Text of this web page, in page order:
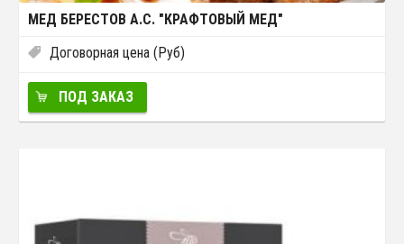
МЕД БЕРЕСТОВ А.С. "КРАФТОВЫЙ МЕД"
Договорная цена (Руб)
ПОД ЗАКАЗ